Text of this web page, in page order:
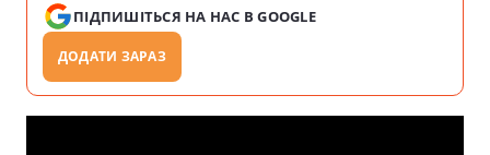
ПІДПИШІТЬСЯ НА НАС В GOOGLE
ДОДАТИ ЗАРАЗ